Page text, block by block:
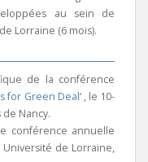
au sein de
Lorraine (6 mois).
de la conférence
for Green Deal‘ , le 10-
de Nancy.
conférence annuelle
Université de Lorraine,